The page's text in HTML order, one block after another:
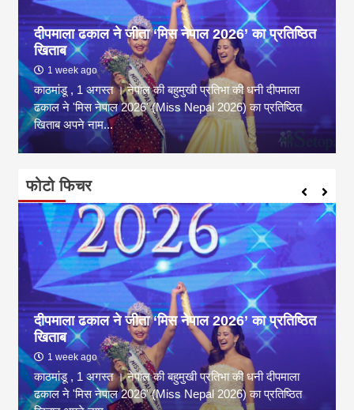
दीपमाला ढकाल ने जीता ‘मिस नेपाल 2026’ का प्रतिष्ठित
खिताब
1 week ago
काठमांडू , 1 अगस्त । नेपाल की बहुमुखी प्रतिभा की धनी दीपमाला
ढकाल ने 'मिस नेपाल 2026' (Miss Nepal 2026) का प्रतिष्ठित
खिताब अपने नाम...
फोटो फिचर
दीपमाला ढकाल ने जीता ‘मिस नेपाल 2026’ का प्रतिष्ठित
खिताब
1 week ago
काठमांडू , 1 अगस्त । नेपाल की बहुमुखी प्रतिभा की धनी दीपमाला
ढकाल ने 'मिस नेपाल 2026' (Miss Nepal 2026) का प्रतिष्ठित